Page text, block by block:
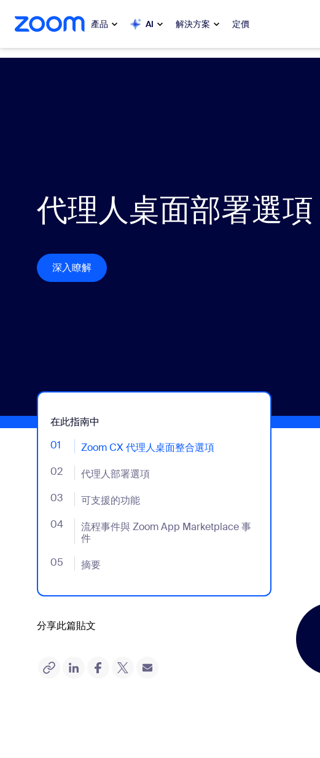
至主要內容
至協助聊天 產品 AI 解決方案 定價
Zoom AI
應用程式和整合功能
Contact Center
代理人桌面部署選項
深入瞭解
在此指南中
01
Zoom CX 代理人桌面整合選項
- Jumplink to Zoom CX 代理人桌面整合選項
02 代理人部署選項
- Jumplink to 代理人部署選項
03 可支援的功能
- Jumplink to 可支援的功能
04
流程事件與 Zoom App Marketplace 事
件
- Jumplink to 流程事件與 Zoom App Marketplace 事件
05 摘要
- Jumplink to 摘要
分享此篇貼文